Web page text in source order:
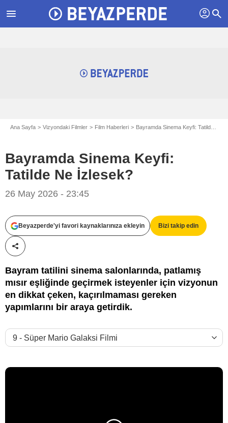
menu profil search
Ana Sayfa Vizyondaki Filmler Film Haberleri Bayramda Sinema Keyfi: Tatilde Ne İzlesek?
Bayramda Sinema Keyfi:
Tatilde Ne İzlesek?
26 May 2026 - 23:45
Beyazperde'yi favori kaynaklarınıza ekleyin Bizi takip edin
Paylaş!
Bayram tatilini sinema salonlarında, patlamış
mısır eşliğinde geçirmek isteyenler için vizyonun
en dikkat çeken, kaçırılmaması gereken
yapımlarını bir araya getirdik.